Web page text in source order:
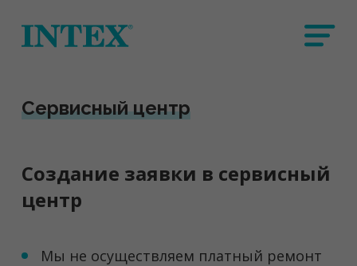
Сервисный центр
Создание заявки в сервисный
центр
Мы не осуществляем платный ремонт